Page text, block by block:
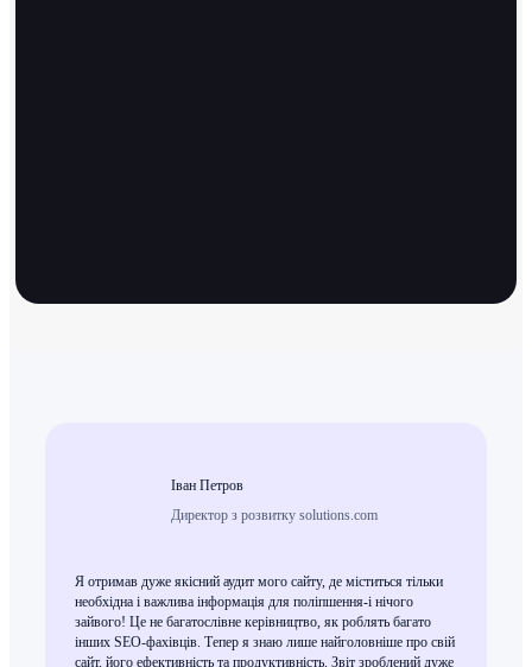
Іван Петров
Директор з розвитку solutions.com
Я отримав дуже якісний аудит мого сайту, де міститься тільки
необхідна і важлива інформація для поліпшення-і нічого
зайвого! Це не багатослівне керівництво, як роблять багато
інших SEO-фахівців. Тепер я знаю лише найголовніше про свій
сайт, його ефективність та продуктивність. Звіт зроблений дуже